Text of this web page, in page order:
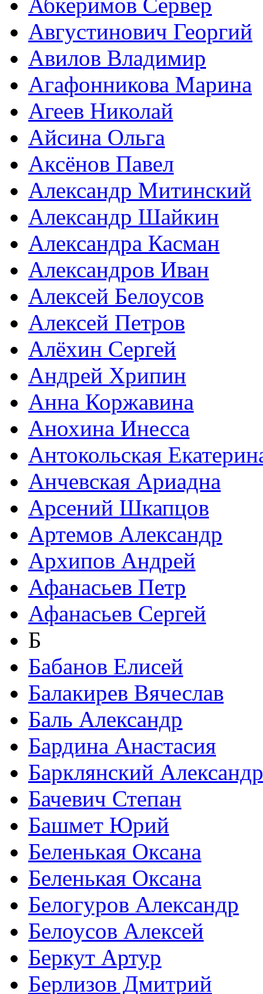
Абкеримов Сервер
Августинович Георгий
Авилов Владимир
Агафонникова Марина
Агеев Николай
Айсина Ольга
Аксёнов Павел
Александр Митинский
Александр Шайкин
Александра Касман
Александров Иван
Алексей Белоусов
Алексей Петров
Алёхин Сергей
Андрей Хрипин
Анна Коржавина
Анохина Инесса
Антокольская
Анчевская Ариадна
Арсений Шкапцов
Артемов Александр
Архипов Андрей
Афанасьев Петр
Афанасьев Сергей
Б
Бабанов Елисей
Балакирев Вячеслав
Баль Александр
Бардина Анастасия
Барклянский Александр
Бачевич Степан
Башмет Юрий
Беленькая Оксана
Беленькая Оксана
Белогуров Александр
Белоусов Алексей
Беркут Артур
Берлизов Дмитрий